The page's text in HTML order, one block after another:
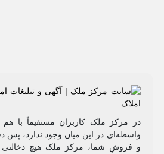
مرکز ملک کاربران مستقیماً با هم تماس
در این میان وجود ندارد، پس دقت
شما، مرکز ملک هیچ دخالتی نداشته و